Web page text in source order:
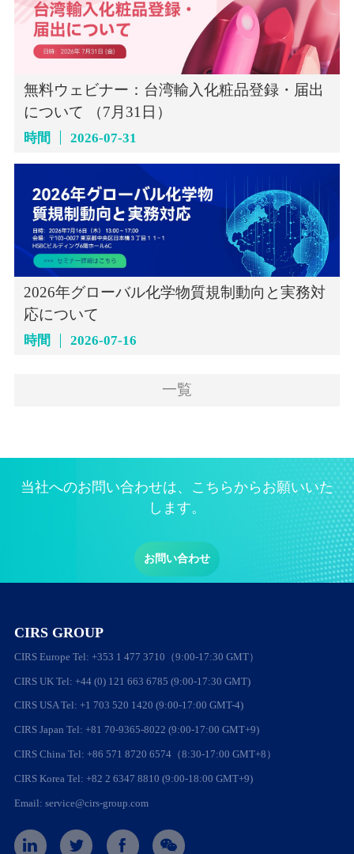
無料ウェビナー：台湾輸入化粧品登録・届出
について （7月31日）
時間 2026-07-31
2026年グローバル化学物質規制動向と実務対
応について
時間 2026-07-16
一覧
当社へのお問い合わせは、こちらからお願いいた
します。
お問い合わせ
CIRS GROUP
CIRS Europe Tel: +353 1 477 3710（9:00-17:30 GMT）
CIRS UK Tel: +44 (0) 121 663 6785 (9:00-17:30 GMT)
CIRS USA Tel: +1 703 520 1420 (9:00-17:00 GMT-4)
CIRS Japan Tel: +81 70-9365-8022 (9:00-17:00 GMT+9)
CIRS China Tel: +86 571 8720 6574（8:30-17:00 GMT+8）
CIRS Korea Tel: +82 2 6347 8810 (9:00-18:00 GMT+9)
Email: service@cirs-group.com